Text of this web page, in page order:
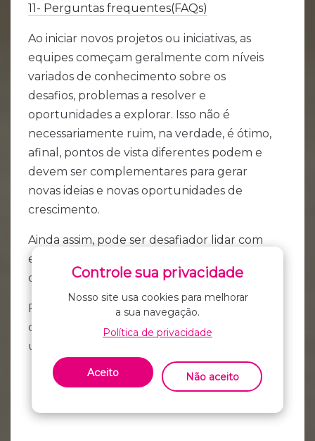
11- Perguntas frequentes(FAQs)
Ao iniciar novos projetos ou iniciativas, as
equipes começam geralmente com níveis
variados de conhecimento sobre os
desafios, problemas a resolver e
oportunidades a explorar. Isso não é
necessariamente ruim, na verdade, é ótimo,
afinal, pontos de vista diferentes podem e
devem ser complementares para gerar
novas ideias e novas oportunidades de
crescimento.
Ainda assim, pode ser desafiador lidar com
essas diferenças, principalmente em times
de produto recém-formados.
Felizmente, existem algumas ferramentas
que podem nos ajudar nesse processo, e
uma delas é a famosa
Controle sua privacidade
Nosso site usa cookies para melhorar
a sua navegação.
Política de privacidade
Aceito Não aceito